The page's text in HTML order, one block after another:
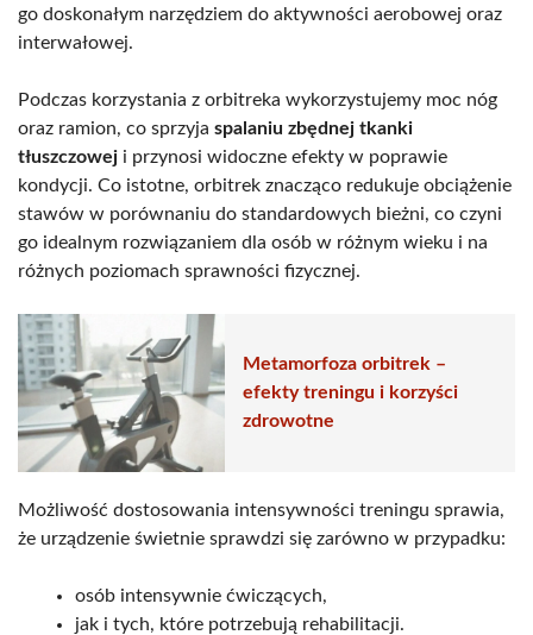
go doskonałym narzędziem do aktywności aerobowej oraz
interwałowej.
Podczas korzystania z orbitreka wykorzystujemy moc nóg
oraz ramion, co sprzyja spalaniu zbędnej tkanki
tłuszczowej i przynosi widoczne efekty w poprawie
kondycji. Co istotne, orbitrek znacząco redukuje obciążenie
stawów w porównaniu do standardowych bieżni, co czyni
go idealnym rozwiązaniem dla osób w różnym wieku i na
różnych poziomach sprawności fizycznej.
Metamorfoza orbitrek –
efekty treningu i korzyści
zdrowotne
Możliwość dostosowania intensywności treningu sprawia,
że urządzenie świetnie sprawdzi się zarówno w przypadku:
osób intensywnie ćwiczących,
jak i tych, które potrzebują rehabilitacji.